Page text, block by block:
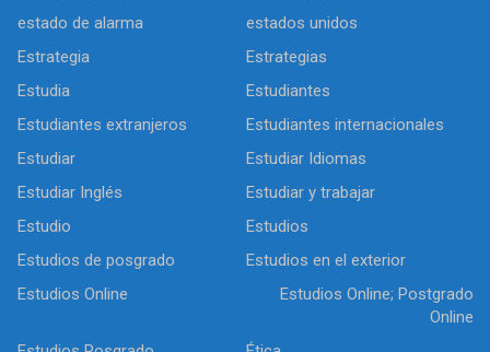
estado de alarma
estados unidos
Estrategia
Estrategias
Estudia
Estudiantes
Estudiantes extranjeros
Estudiantes internacionales
Estudiar
Estudiar Idiomas
Estudiar Inglés
Estudiar y trabajar
Estudio
Estudios
Estudios de posgrado
Estudios en el exterior
Estudios Online
Estudios Online; Postgrado
Online